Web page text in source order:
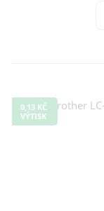
0,13 KČ
VÝTISK